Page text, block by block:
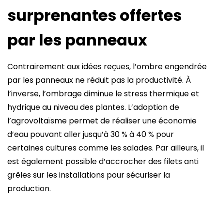
surprenantes offertes
par les panneaux
Contrairement aux idées reçues, l’ombre engendrée
par les panneaux ne réduit pas la productivité. À
l’inverse, l’ombrage diminue le stress thermique et
hydrique au niveau des plantes. L’adoption de
l’agrovoltaïsme permet de réaliser une économie
d’eau pouvant aller jusqu’à 30 % à 40 % pour
certaines cultures comme les salades. Par ailleurs, il
est également possible d’accrocher des filets anti
grêles sur les installations pour sécuriser la
production.